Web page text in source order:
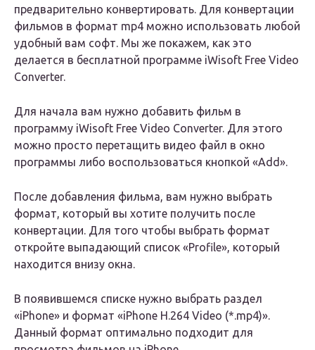
предварительно конвертировать. Для конвертации
фильмов в формат mp4 можно использовать любой
удобный вам софт. Мы же покажем, как это
делается в бесплатной программе iWisoft Free Video
Converter.
Для начала вам нужно добавить фильм в
программу iWisoft Free Video Converter. Для этого
можно просто перетащить видео файл в окно
программы либо воспользоваться кнопкой «Add».
После добавления фильма, вам нужно выбрать
формат, который вы хотите получить после
конвертации. Для того чтобы выбрать формат
откройте выпадающий список «Profile», который
находится внизу окна.
В появившемся списке нужно выбрать раздел
«iPhone» и формат «iPhone H.264 Video (*.mp4)».
Данный формат оптимально подходит для